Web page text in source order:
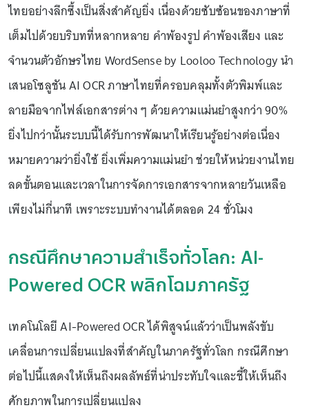
ไทยอย่างลึกซึ้งเป็นสิ่งสำคัญยิ่ง เนื่องด้วยซับซ้อนของภาษาที่
เต็มไปด้วยบริบทที่หลากหลาย คำพ้องรูป คำพ้องเสียง และ
จำนวนตัวอักษรไทย WordSense by Looloo Technology นำ
เสนอโซลูชัน AI OCR ภาษาไทยที่ครอบคลุมทั้งตัวพิมพ์และ
ลายมือจากไฟล์เอกสารต่าง ๆ ด้วยความแม่นยำสูงกว่า 90%
ยิ่งไปกว่านั้นระบบนี้ได้รับการพัฒนาให้เรียนรู้อย่างต่อเนื่อง
หมายความว่ายิ่งใช้ ยิ่งเพิ่มความแม่นยำ ช่วยให้หน่วยงานไทย
ลดขั้นตอนและเวลาในการจัดการเอกสารจากหลายวันเหลือ
เพียงไม่กี่นาที เพราะระบบทำงานได้ตลอด 24 ชั่วโมง
กรณีศึกษาความสำเร็จทั่วโลก: AI-
Powered OCR พลิกโฉมภาครัฐ
เทคโนโลยี AI-Powered OCR ได้พิสูจน์แล้วว่าเป็นพลังขับ
เคลื่อนการเปลี่ยนแปลงที่สำคัญในภาครัฐทั่วโลก กรณีศึกษา
ต่อไปนี้แสดงให้เห็นถึงผลลัพธ์ที่น่าประทับใจและชี้ให้เห็นถึง
ศักยภาพในการเปลี่ยนแปลง